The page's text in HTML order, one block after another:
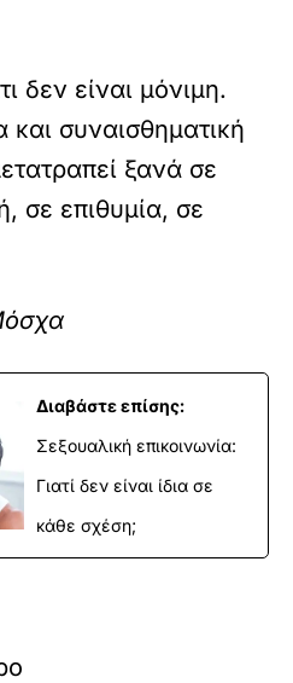
δεν είναι μόνιμη.
και συναισθηματική
ξανά σε
σε επιθυμία, σε
Διαβάστε επίσης:
Σεξουαλική επικοινωνία:
Γιατί δεν είναι ίδια σε
κάθε σχέση;